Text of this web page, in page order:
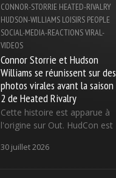
CONNOR-STORRIE HEATED-RIVALRY
HUDSON-WILLIAMS LOISIRS PEOPLE
SOCIAL-MEDIA-REACTIONSVIRAL-
VIDEOS
Connor Storrie et Hudson
Williams se réunissent sur des
photos virales avant la saison
2 de Heated Rivalry
Cette histoire est apparue à
l'origine sur Out. HudCon est
30 juillet 2026